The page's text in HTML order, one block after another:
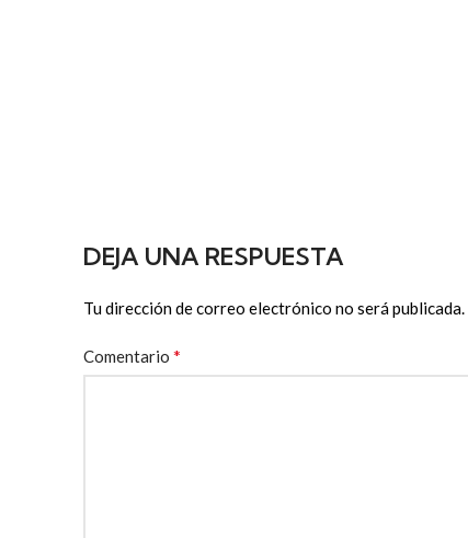
DEJA UNA RESPUESTA
Tu dirección de correo electrónico no será publicada.
Comentario *